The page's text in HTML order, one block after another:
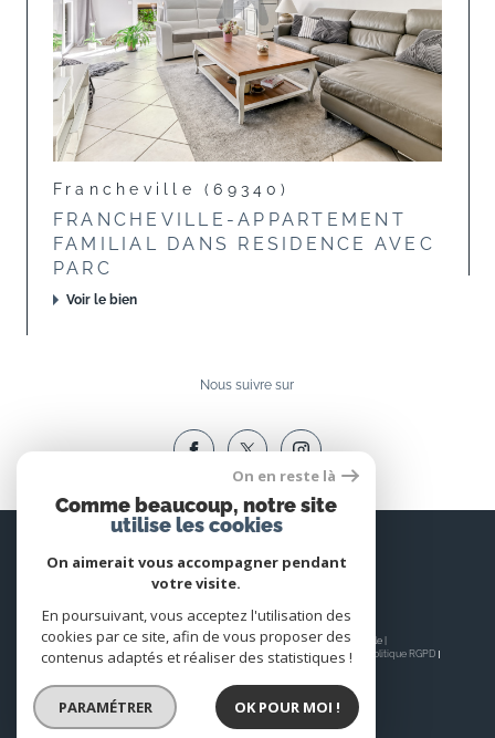
Francheville (69340)
FRANCHEVILLE-APPARTEMENT
FAMILIAL DANS RESIDENCE AVEC
PARC
Voir le bien
Nous suivre sur
Espace
PROPRIÉTAIRE
Se connecter
© 2026 | Tous droits réservés | Traduction powered by Google |
Nos honoraires
Plan du site Mentions légales Admin Nos liens
Politique RGPD
On en reste là
Comme beaucoup, notre site
utilise les cookies
On aimerait vous accompagner pendant
votre visite.
En poursuivant, vous acceptez l'utilisation des
cookies par ce site, afin de vous proposer des
contenus adaptés et réaliser des statistiques !
PARAMÉTRER OK POUR MOI !